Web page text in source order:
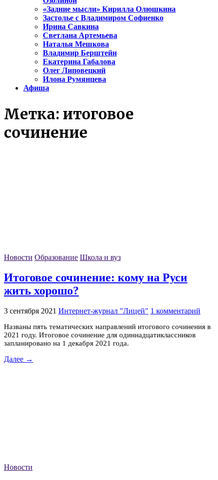
«Задние мысли» Кирилла Олюшкина
Застолье с Владимиром Софиенко
Ирина Савкина
Светлана Артемьева
Наталья Мешкова
Владимир Берштейн
Екатерина Габалова
Олег Липовецкий
Илона Румянцева
Афиша
Метка: итоговое
сочинение
Новости Образование Школа и вуз
Итоговое сочинение: кому на Руси
жить хорошо?
3 сентября 2021 Интернет-журнал "Лицей" 1 комментарий
Названы пять тематических направлений итогового сочинения в
2021 году. Итоговое сочинение для одиннадцатиклассников
запланировано на 1 декабря 2021 года.
Далее →
Новости